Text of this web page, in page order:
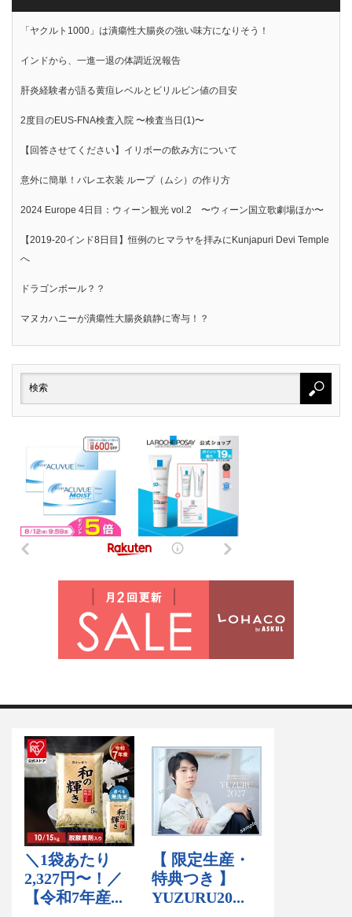
「ヤクルト1000」は潰瘍性大腸炎の強い味方になりそう！
インドから、一進一退の体調近況報告
肝炎経験者が語る黄疸レベルとビリルビン値の目安
2度目のEUS-FNA検査入院 〜検査当日(1)〜
【回答させてください】イリボーの飲み方について
意外に簡単！バレエ衣装 ループ（ムシ）の作り方
2024 Europe 4日目：ウィーン観光 vol.2 〜ウィーン国立歌劇場ほか〜
【2019-20インド8日目】恒例のヒマラヤを拝みにKunjapuri Devi Temple
へ
ドラゴンボール？？
マヌカハニーが潰瘍性大腸炎鎮静に寄与！？